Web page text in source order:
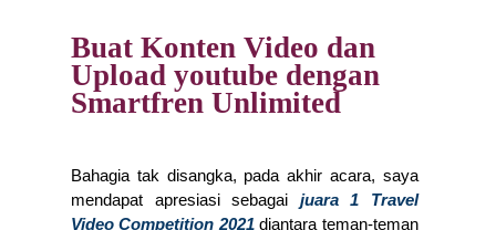
Buat Konten Video dan
Upload youtube dengan
Smartfren Unlimited
Bahagia tak disangka, pada akhir acara, saya
mendapat apresiasi sebagai juara 1 Travel
Video Competition 2021 diantara teman-teman